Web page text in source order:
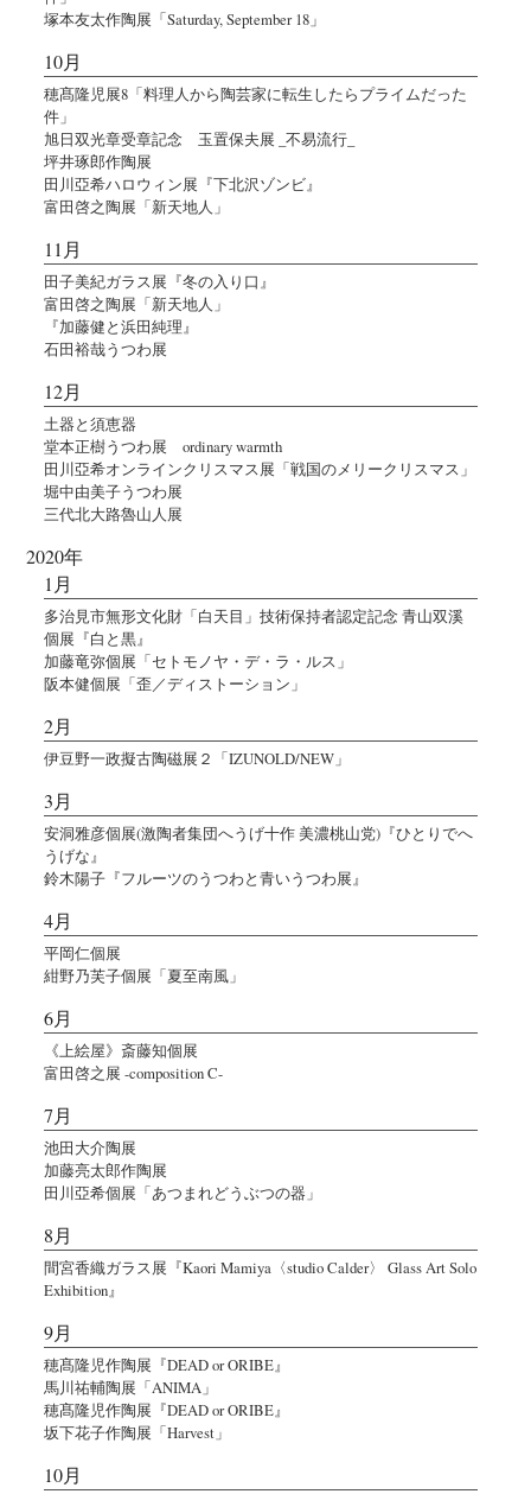
塚本友太作陶展「Saturday, September 18」
10月
穂髙隆児展8「料理人から陶芸家に転生したらプライムだった
件」
旭日双光章受章記念 玉置保夫展 _不易流行_
坪井琢郎作陶展
田川亞希ハロウィン展『下北沢ゾンビ』
富田啓之陶展「新天地人」
11月
田子美紀ガラス展『冬の入り口』
富田啓之陶展「新天地人」
『加藤健と浜田純理』
石田裕哉うつわ展
12月
土器と須恵器
堂本正樹うつわ展 ordinary warmth
田川亞希オンラインクリスマス展「戦国のメリークリスマス」
堀中由美子うつわ展
三代北大路魯山人展
2020年
1月
多治見市無形文化財「白天目」技術保持者認定記念 青山双溪
個展『白と黒』
加藤竜弥個展「セトモノヤ・デ・ラ・ルス」
阪本健個展「歪／ディストーション」
2月
伊豆野一政擬古陶磁展２「IZUNOLD/NEW」
3月
安洞雅彦個展(激陶者集団へうげ十作 美濃桃山党)『ひとりでへ
うげな』
鈴木陽子『フルーツのうつわと青いうつわ展』
4月
平岡仁個展
紺野乃芙子個展「夏至南風」
6月
《上絵屋》斎藤知個展
富田啓之展 -composition C-
7月
池田大介陶展
加藤亮太郎作陶展
田川亞希個展「あつまれどうぶつの器」
8月
間宮香織ガラス展『Kaori Mamiya〈studio Calder〉 Glass Art Solo
Exhibition』
9月
穂髙隆児作陶展『DEAD or ORIBE』
馬川祐輔陶展「ANIMA」
穂髙隆児作陶展『DEAD or ORIBE』
坂下花子作陶展「Harvest」
10月